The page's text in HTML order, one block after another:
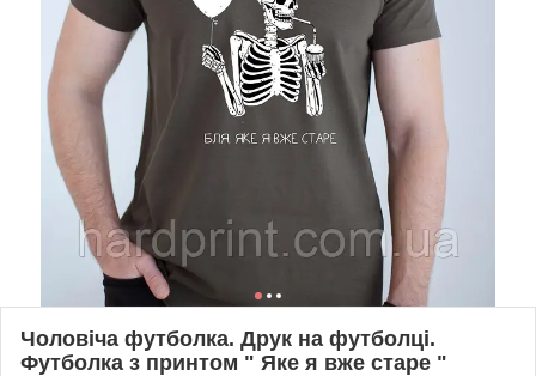
Чоловіча футболка. Друк на футболці.
Футболка з принтом " Яке я вже старе "